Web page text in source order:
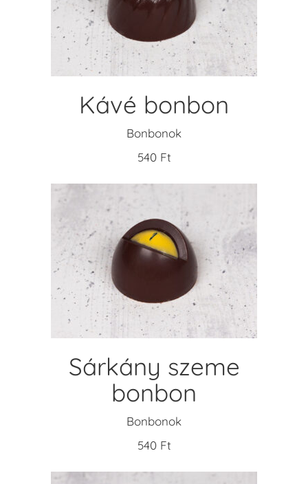
KOSÁRBA TESZEM
Kávé bonbon
Bonbonok
540 Ft
KOSÁRBA TESZEM
Sárkány szeme
bonbon
Bonbonok
540 Ft